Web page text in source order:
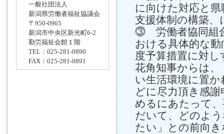
に向けた対応と
支援体制の構築、
⓷ 労働者協同組
おける具体的な
度予算措置に対
花角知事からは
い生活環境に置
どに尽力頂き感
めるにあたって
だいて、どのよ
たい」との前向
一般社団法人
新潟県労働者福祉協議会
〒950-0965
新潟市中央区新光町6-2
勤労福祉会館１階
TEL：025-281-0890
FAX：025-281-0891